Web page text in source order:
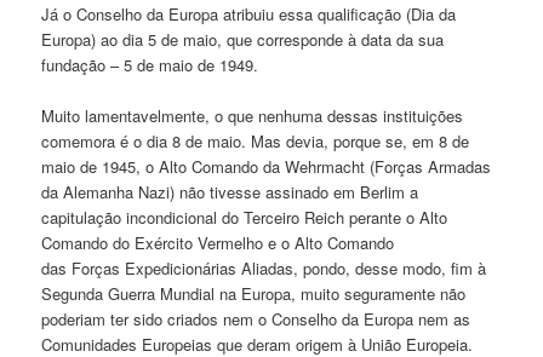
Já o Conselho da Europa atribuiu essa qualificação (Dia da
Europa) ao dia 5 de maio, que corresponde à data da sua
fundação – 5 de maio de 1949.
Muito lamentavelmente, o que nenhuma dessas instituições
comemora é o dia 8 de maio. Mas devia, porque se, em 8 de
maio de 1945, o Alto Comando da Wehrmacht (Forças Armadas
da Alemanha Nazi) não tivesse assinado em Berlim a
capitulação incondicional do Terceiro Reich perante o Alto
Comando do Exército Vermelho e o Alto Comando
das Forças Expedicionárias Aliadas, pondo, desse modo, fim à
Segunda Guerra Mundial na Europa, muito seguramente não
poderiam ter sido criados nem o Conselho da Europa nem as
Comunidades Europeias que deram origem à União Europeia.